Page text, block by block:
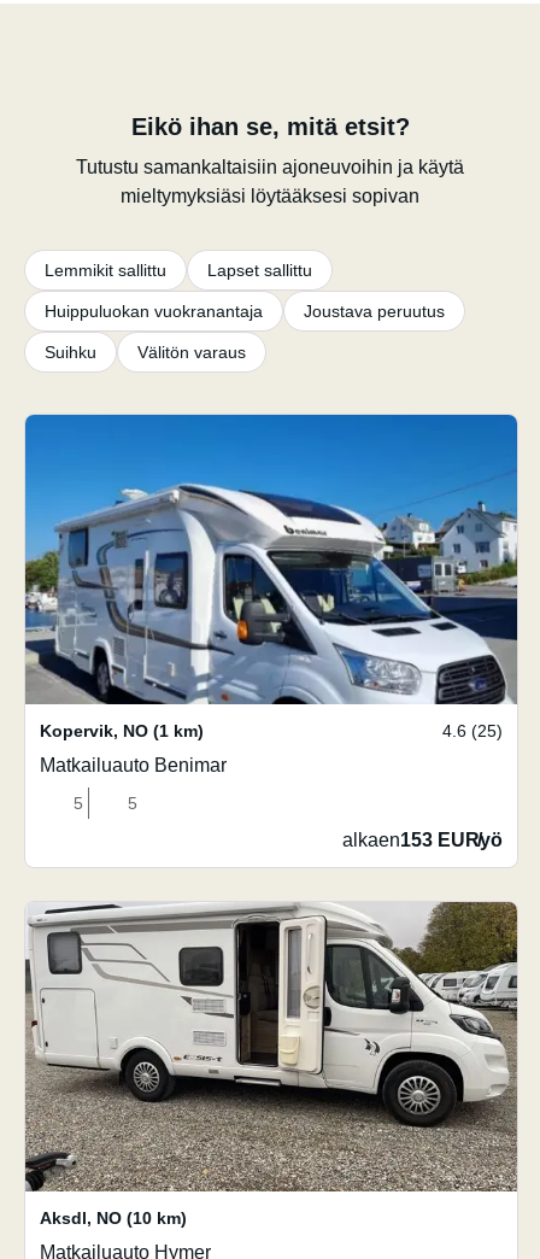
Eikö ihan se, mitä etsit?
Tutustu samankaltaisiin ajoneuvoihin ja käytä
mieltymyksiäsi löytääksesi sopivan
Lemmikit sallittu Lapset sallittu
Huippuluokan vuokranantaja Joustava peruutus
Suihku Välitön varaus
Kopervik, NO (1 km) 4.6 (25)
Matkailuauto Benimar
5 5
alkaen153 EUR/yö
Aksdl, NO (10 km)
Matkailuauto Hymer